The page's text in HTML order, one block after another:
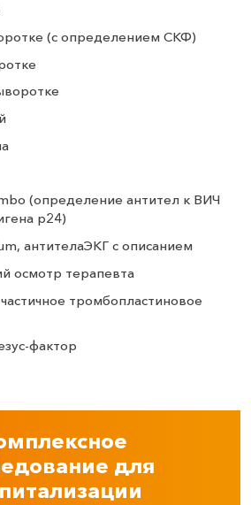
(с определением СКФ)
(определение антител к ВИЧ
p24)
антителаЭКГ с описанием
осмотр терапевта
тромбопластиновое
фактор
для